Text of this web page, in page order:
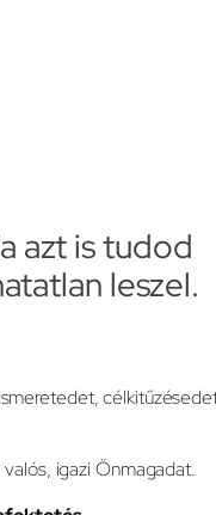
azt is tudod
leszel.
igazi Önmagadat.